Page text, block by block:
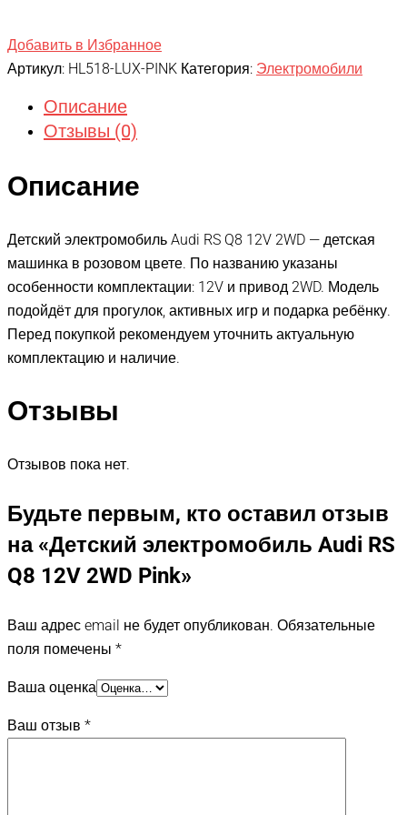
Добавить в Избранное
Артикул: HL518-LUX-PINK Категория: Электромобили
Описание
Отзывы (0)
Описание
Детский электромобиль Audi RS Q8 12V 2WD — детская
машинка в розовом цвете. По названию указаны
особенности комплектации: 12V и привод 2WD. Модель
подойдёт для прогулок, активных игр и подарка ребёнку.
Перед покупкой рекомендуем уточнить актуальную
комплектацию и наличие.
Отзывы
Отзывов пока нет.
Будьте первым, кто оставил отзыв
на «Детский электромобиль Audi RS
Q8 12V 2WD Pink»
Ваш адрес email не будет опубликован. Обязательные
поля помечены *
Ваша оценка
Ваш отзыв *